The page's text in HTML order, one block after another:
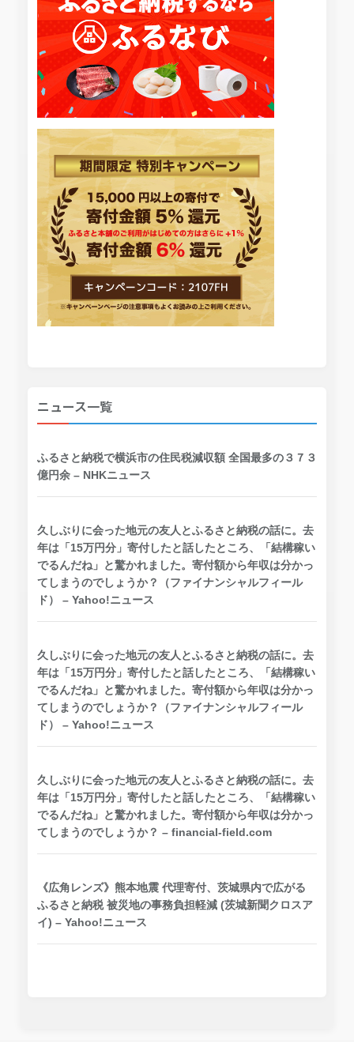
ニュース一覧
ふるさと納税で横浜市の住民税減収額 全国最多の３７３
億円余 – NHKニュース
久しぶりに会った地元の友人とふるさと納税の話に。去
年は「15万円分」寄付したと話したところ、「結構稼い
でるんだね」と驚かれました。寄付額から年収は分かっ
てしまうのでしょうか？（ファイナンシャルフィール
ド） – Yahoo!ニュース
久しぶりに会った地元の友人とふるさと納税の話に。去
年は「15万円分」寄付したと話したところ、「結構稼い
でるんだね」と驚かれました。寄付額から年収は分かっ
てしまうのでしょうか？（ファイナンシャルフィール
ド） – Yahoo!ニュース
久しぶりに会った地元の友人とふるさと納税の話に。去
年は「15万円分」寄付したと話したところ、「結構稼い
でるんだね」と驚かれました。寄付額から年収は分かっ
てしまうのでしょうか？ – financial-field.com
《広角レンズ》熊本地震 代理寄付、茨城県内で広がる
ふるさと納税 被災地の事務負担軽減 (茨城新聞クロスア
イ) – Yahoo!ニュース